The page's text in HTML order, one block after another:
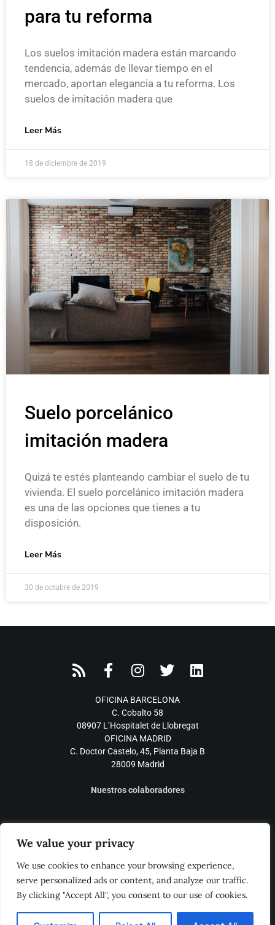
We value your privacy
We use cookies to enhance your browsing experience,
serve personalized ads or content, and analyze our traffic.
By clicking "Accept All", you consent to our use of cookies.
para tu reforma
Los suelos imitación madera están marcando
tendencia, además de llevar tiempo en el
mercado, aportan elegancia a tu reforma. Los
suelos de imitación madera que
Leer Más
18 de diciembre de 2019
Suelo porcelánico
imitación madera
Quizá te estés planteando cambiar el suelo de tu
vivienda. El suelo porcelánico imitación madera
es una de las opciones que tienes a tu
disposición.
Leer Más
30 de octubre de 2019
OFICINA BARCELONA
C. Cobalto 58
08907 L’Hospitalet de Llobregat
OFICINA MADRID
C. Doctor Castelo, 45, Planta Baja B
28009 Madrid
Nuestros colaboradores